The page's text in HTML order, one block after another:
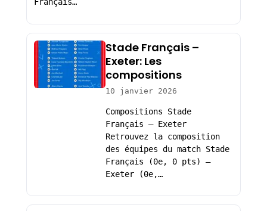
Français…
Stade Français –
Exeter: Les
compositions
10 janvier 2026
Compositions Stade
Français – Exeter
Retrouvez la composition
des équipes du match Stade
Français (0e, 0 pts) –
Exeter (0e,…